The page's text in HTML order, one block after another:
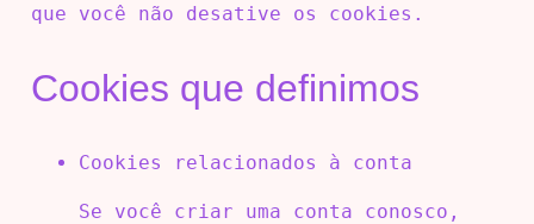
que você não desative os cookies.
Cookies que definimos
Cookies relacionados à conta
Se você criar uma conta conosco,